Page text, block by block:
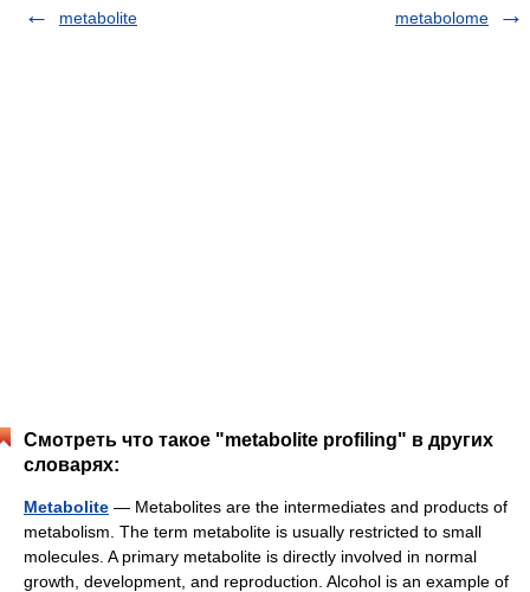
metabolite
metabolome
Смотреть что такое "metabolite profiling" в других
словарях:
Metabolite — Metabolites are the intermediates and products of
metabolism. The term metabolite is usually restricted to small
molecules. A primary metabolite is directly involved in normal
growth, development, and reproduction. Alcohol is an example of